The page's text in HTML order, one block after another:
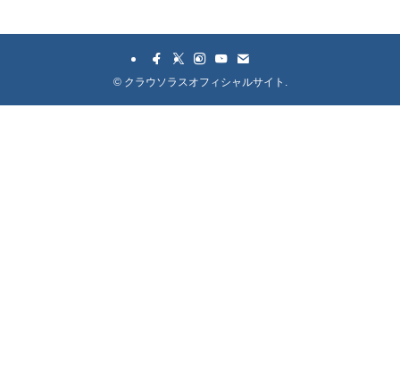
©クラウソラスオフィシャルサイト.